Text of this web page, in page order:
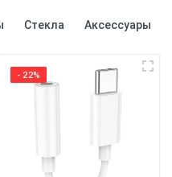
Стекла Аксессуары
- 22%